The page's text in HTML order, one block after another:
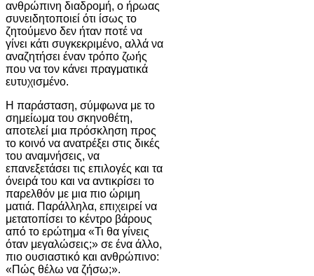
ανθρώπινη διαδρομή, ο ήρωας
συνειδητοποιεί ότι ίσως το
ζητούμενο δεν ήταν ποτέ να
γίνει κάτι συγκεκριμένο, αλλά να
αναζητήσει έναν τρόπο ζωής
που να τον κάνει πραγματικά
ευτυχισμένο.
Η παράσταση, σύμφωνα με το
σημείωμα του σκηνοθέτη,
αποτελεί μια πρόσκληση προς
το κοινό να ανατρέξει στις δικές
του αναμνήσεις, να
επανεξετάσει τις επιλογές και τα
όνειρά του και να αντικρίσει το
παρελθόν με μια πιο ώριμη
ματιά. Παράλληλα, επιχειρεί να
μετατοπίσει το κέντρο βάρους
από το ερώτημα «Τι θα γίνεις
όταν μεγαλώσεις;» σε ένα άλλο,
πιο ουσιαστικό και ανθρώπινο:
«Πώς θέλω να ζήσω;».